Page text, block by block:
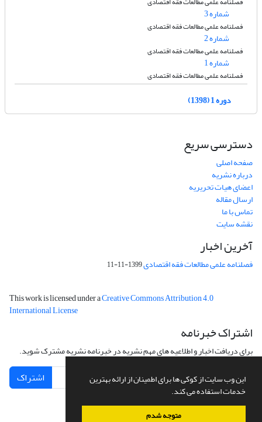
این وب سایت از کوکی ها برای اطمینان از ارائه بهترین
خدمات استفاده می کند.
متوجه شدم
شماره 3
فصلنامه علمی مطالعات فقه اقتصادی
شماره 2
فصلنامه علمی مطالعات فقه اقتصادی
شماره 1
فصلنامه علمی مطالعات فقه اقتصادی
دوره 1 (1398)
دسترسی سریع
صفحه اصلی
درباره نشریه
اعضای هیات تحریریه
ارسال مقاله
تماس با ما
نقشه سایت
آخرین اخبار
فصلنامه علمی مطالعات فقه اقتصادی1399-11-11
This work is licensed under aCreative Commons Attribution 4.0
International License
اشتراک خبرنامه
برای دریافت اخبار و اطلاعیه های مهم نشریه در خبرنامه نشریه مشترک شوید.
اشتراک